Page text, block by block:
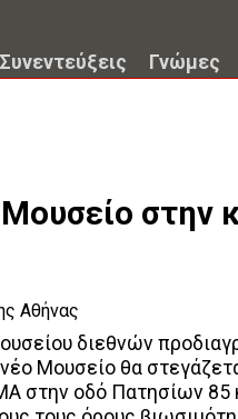
Συνεντεύξεις Γνώμες
στην
διεθνών
Μουσείο θα
στην οδό Πατησίων 85